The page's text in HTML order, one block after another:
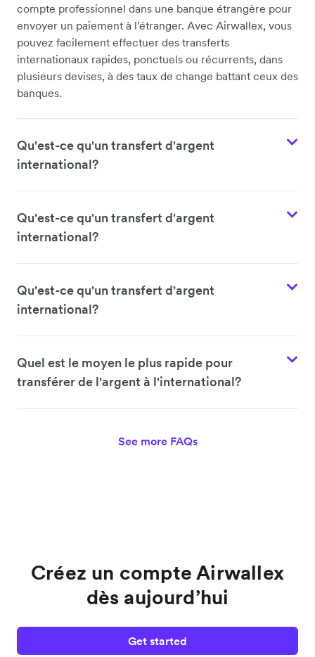
compte professionnel dans une banque étrangère pour
envoyer un paiement à l'étranger. Avec Airwallex, vous
pouvez facilement effectuer des transferts
internationaux rapides, ponctuels ou récurrents, dans
plusieurs devises, à des taux de change battant ceux des
banques.
Qu'est-ce qu'un transfert d'argent
international?
Qu'est-ce qu'un transfert d'argent
international?
Qu'est-ce qu'un transfert d'argent
international?
Quel est le moyen le plus rapide pour
transférer de l'argent à l'international?
See more FAQs
Créez un compte Airwallex
dès aujourd’hui
Get started